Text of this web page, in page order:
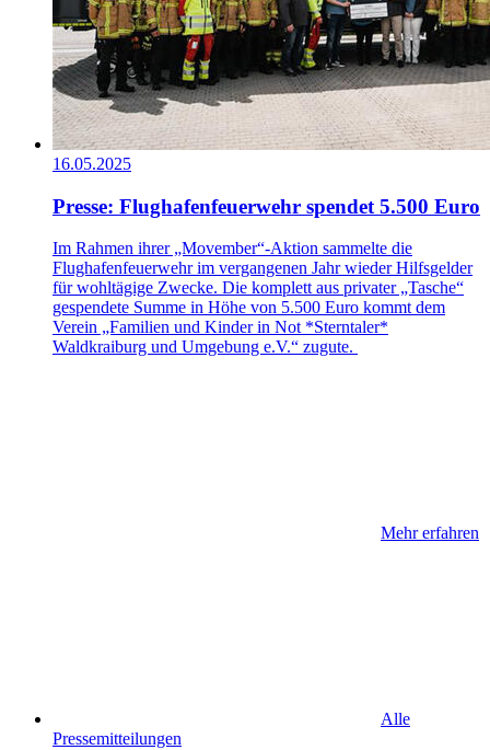
16.05.2025
Presse: Flughafenfeuerwehr spendet 5.500 Euro
Im Rahmen ihrer „Movember“-Aktion sammelte die
Flughafenfeuerwehr im vergangenen Jahr wieder Hilfsgelder
für wohltägige Zwecke. Die komplett aus privater „Tasche“
gespendete Summe in Höhe von 5.500 Euro kommt dem
Verein „Familien und Kinder in Not *Sterntaler*
Waldkraiburg und Umgebung e.V.“ zugute.
Mehr erfahren
Alle
Pressemitteilungen